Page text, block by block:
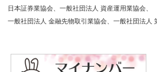
日本証券業協会
一般社団法人 資産運用業協会
一般社団法人 金融先物取引業協会
一般社団法人